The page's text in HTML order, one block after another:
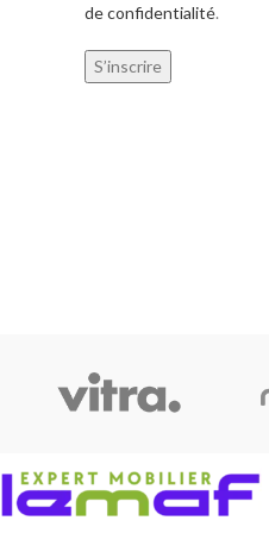
de confidentialité.
S’inscrire